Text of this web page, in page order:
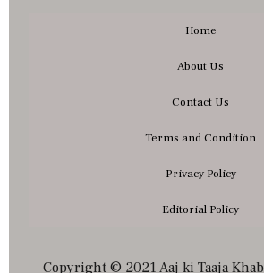
Home
About Us
Contact Us
Terms and Condition
Privacy Policy
Editorial Policy
Copyright © 2021 Aaj ki Taaja